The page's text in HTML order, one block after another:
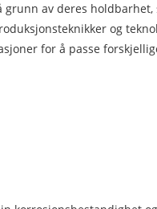
av deres
og
for å passe